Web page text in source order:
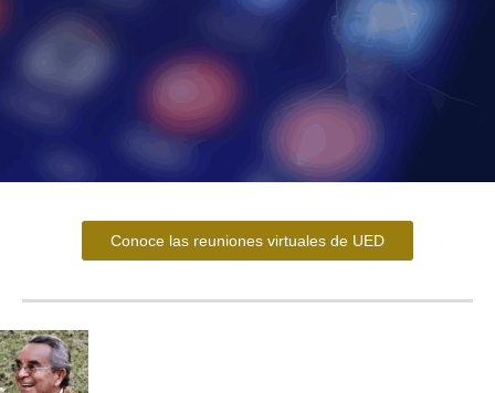
Conoce las reuniones virtuales de UED